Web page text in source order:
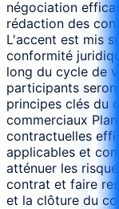
négociation
rédaction des
L'accent est mis
conformité
long du cycle de
participants
principes clés du
commerciaux
contractuelles
applicables et
atténuer les
contrat et faire
et la clôture du